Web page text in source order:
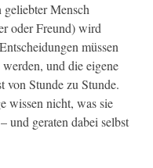
Mensch
oder Freund) wird
müssen
und die eigene
von Stunde zu Stunde.
wissen nicht, was sie
und geraten dabei selbst